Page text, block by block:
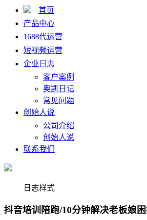
首页
产品中心
1688代运营
短视频运营
企业日志
客户案例
奥凯日记
常见问题
创始人说
公司介绍
创始人说
联系我们
日志样式
抖音培训陪跑/10分钟解决老板娘